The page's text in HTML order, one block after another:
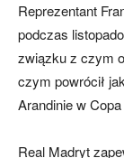
Reprezentant
podczas
związku z czym
czym powrócił
Arandinie w
Real Madryt